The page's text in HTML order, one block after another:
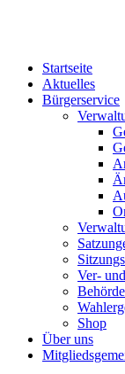
Startseite
Aktuelles
Bürgerservice
Ver-
Shop
Über uns